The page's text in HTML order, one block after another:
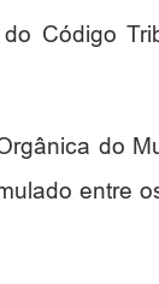
Código
do
entre